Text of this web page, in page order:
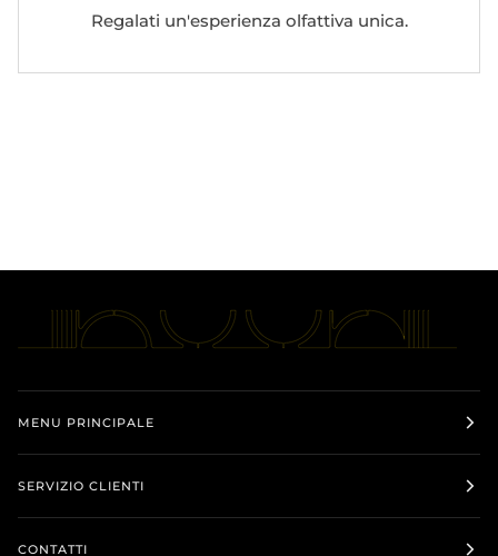
Regalati un'esperienza olfattiva unica.
MENU PRINCIPALE
SERVIZIO CLIENTI
CONTATTI